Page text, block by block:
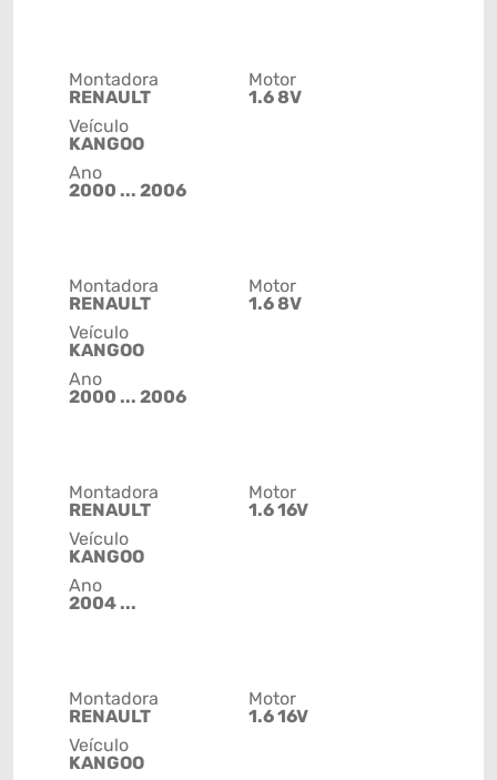
Montadora
RENAULT
Veículo
KANGOO
Ano
2000 ... 2006
Motor
1.6 8V
Montadora
RENAULT
Veículo
KANGOO
Ano
2000 ... 2006
Motor
1.6 8V
Montadora
RENAULT
Veículo
KANGOO
Ano
2004 ...
Motor
1.6 16V
Montadora
RENAULT
Veículo
KANGOO
Motor
1.6 16V